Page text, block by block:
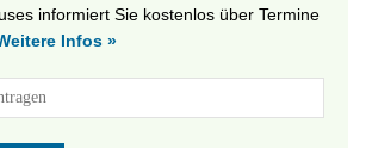
informiert Sie kostenlos über Termine
Infos »